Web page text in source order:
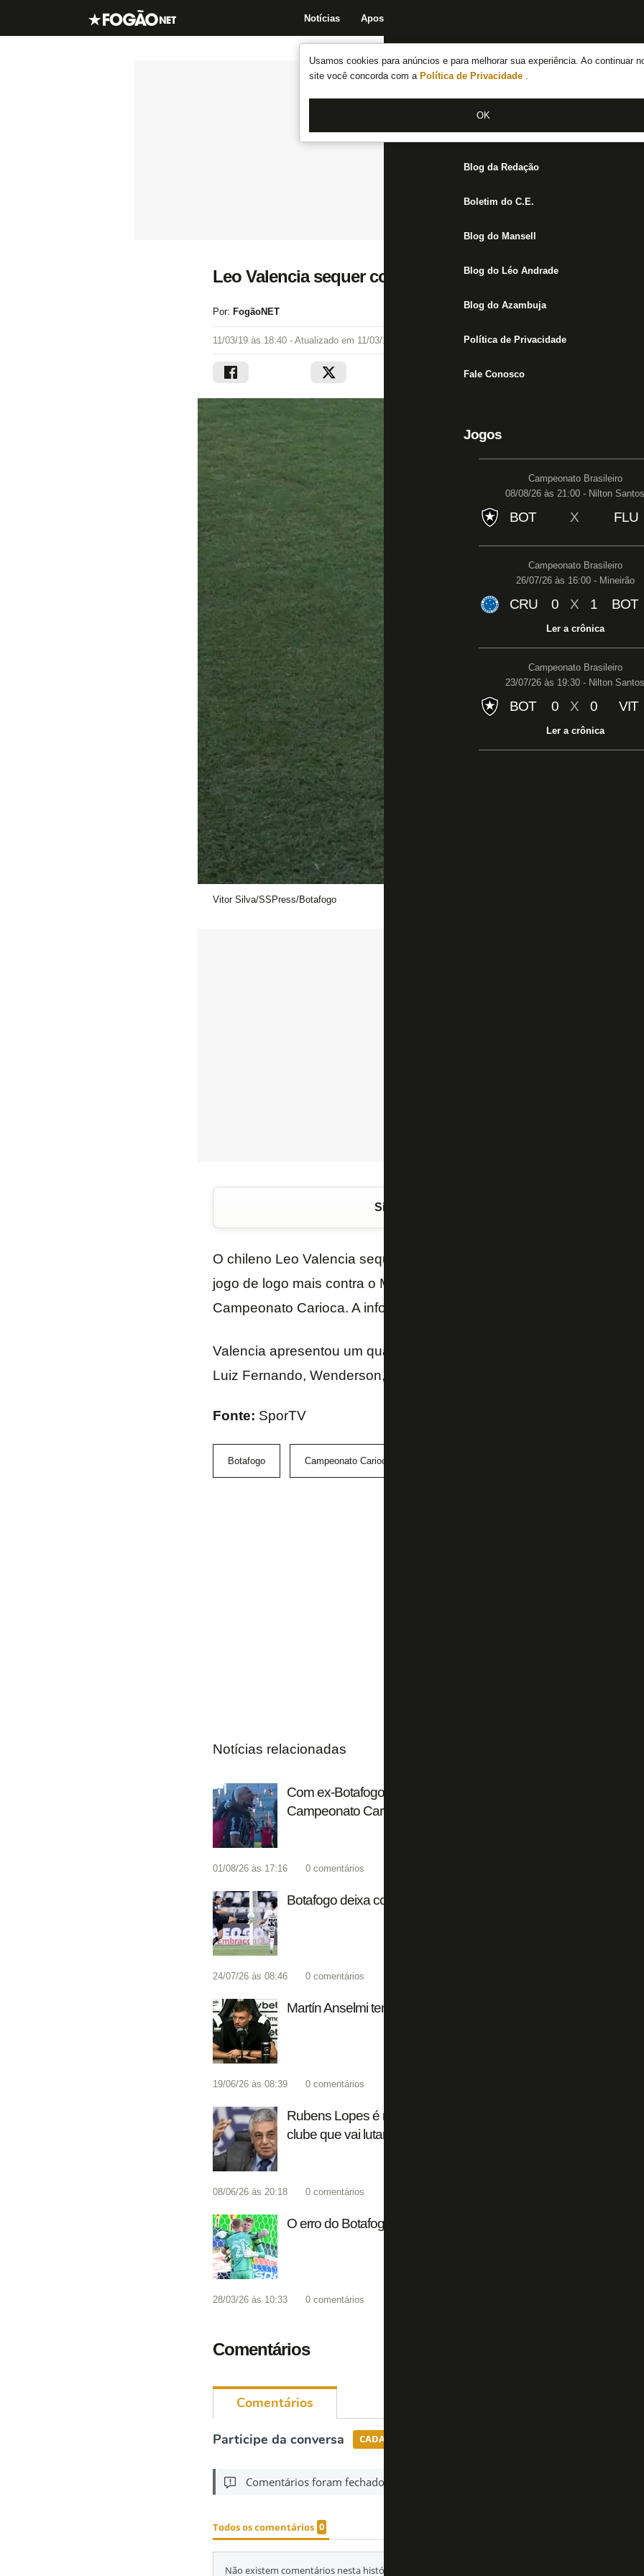
Usamos cookies para anúncios e para melhorar sua experiência. Ao continuar
site você concorda com a Política de Privacidade .
OK
Notícias Apostas
Notícias do Botafogo
Fórum
Jogos
Blog da Redação
Boletim do C.E.
Blog do Mansell
Blog do Léo Andrade
Blog do Azambuja
Política de Privacidade
Fale Conosco
Jogos
Campeonato Brasileiro
08/08/26 às 21:00 - Nilton Santos
BOT X FLU
Campeonato Brasileiro
26/07/26 às 16:00 - Mineirão
CRU 0 X 1 BOT
Ler a crônica
Campeonato Brasileiro
23/07/26 às 19:30 - Nilton Santos
BOT 0 X 0 VIT
Ler a crônica
Leo Valencia sequer concentrou e está fora do jogo
Por: FogãoNET
11/03/19 às 18:40 - Atualizado em 11/03/19 às 18:41
Vitor Silva/SSPress/Botafogo
Siga o FogãoNET
O chileno Leo Valencia sequer concentrou com a delegação do
jogo de logo mais contra o Madureira, às 20h, no Estádio Nilton
Campeonato Carioca. A informação é do SporTV.
Valencia apresentou um quadro de febre e indisposição e será
Luiz Fernando, Wenderson, Jean, Rickson, Alan Santos e Zé
Fonte: SporTV
Botafogo Campeonato Carioca
Notícias relacionadas
Com ex-Botafogo herói, Americano vence Resende nos pênaltis
Campeonato Carioca após cinco anos
01/08/26 às 17:16 0 comentários
Botafogo deixa contra o Vitória algo de muito animador no ar
24/07/26 às 08:46 0 comentários
Martín Anselmi tem razão em culpar o Botafogo. Mas…
19/06/26 às 08:39 0 comentários
Rubens Lopes é reeleito para sétimo mandato na Ferj e comete
clube que vai lutar pelo tetra inédito’
08/06/26 às 20:18 0 comentários
O erro do Botafogo que arrisca mais uma vez a temporada
28/03/26 às 10:33 0 comentários
Comentários